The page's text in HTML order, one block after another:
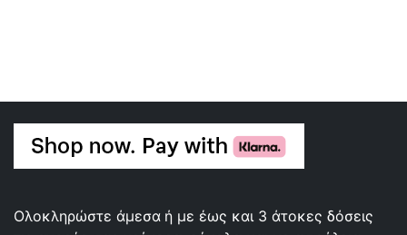
Ολοκληρώστε άμεσα ή με έως και 3 άτοκες δόσεις